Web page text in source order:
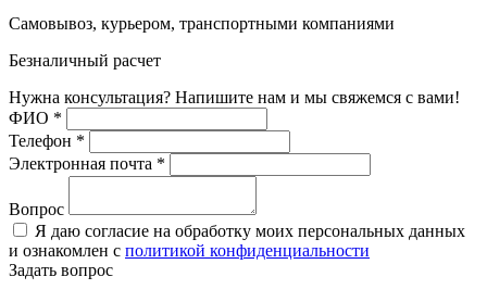
Самовывоз, курьером, транспортными компаниями
Безналичный расчет
Нужна консультация? Напишите нам и мы свяжемся с вами!
ФИО *
Телефон *
Электронная почта *
Вопрос
Я даю согласие на обработку моих персональных данных
и ознакомлен с политикой конфиденциальности
Задать вопрос